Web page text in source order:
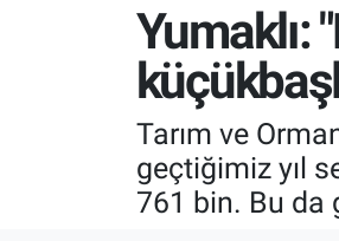
Yumaklı:
Tarım ve
geçtiğimiz yıl
761 bin. Bu da
Yüksekova Trafik Yoğunluk
Süper Lig Puan Durumu ve
Tüm Manşetler
Son Dakika Haberleri